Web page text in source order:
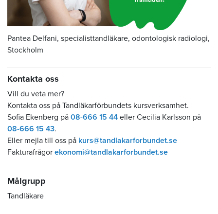
Pantea Delfani, specialisttandläkare, odontologisk radiologi,
Stockholm
Kontakta oss
Vill du veta mer?
Kontakta oss på Tandläkarförbundets kursverksamhet.
Sofia Ekenberg på 08-666 15 44 eller Cecilia Karlsson på
08-666 15 43.
Eller mejla till oss på kurs@tandlakarforbundet.se
Fakturafrågor ekonomi@tandlakarforbundet.se
Målgrupp
Tandläkare